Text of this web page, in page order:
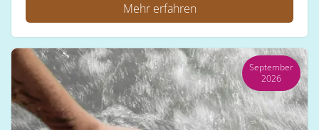
Mehr erfahren
September
2026